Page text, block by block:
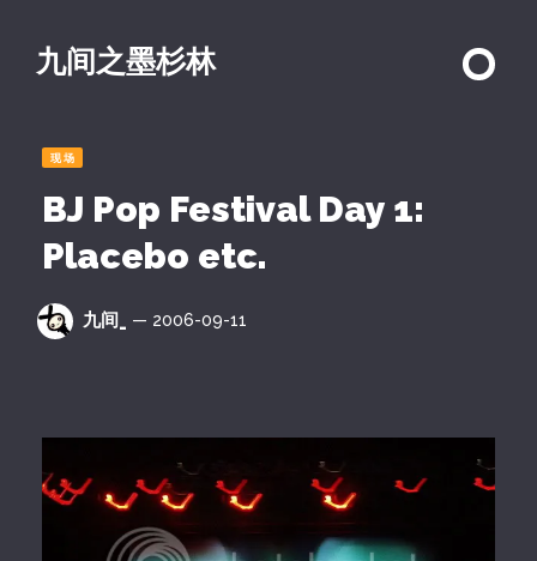
九间之墨杉林
现场
BJ Pop Festival Day 1:
Placebo etc.
九间_ — 2006-09-11